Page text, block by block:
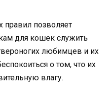
правил позволяет
для кошек служить
любимцев и их
о том, что их
влагу.